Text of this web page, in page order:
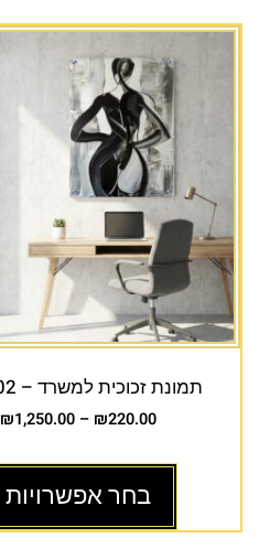
תמונת זכוכית למשרד – AU-002
₪220.00
–
₪1,250.00
בחר אפשרויות